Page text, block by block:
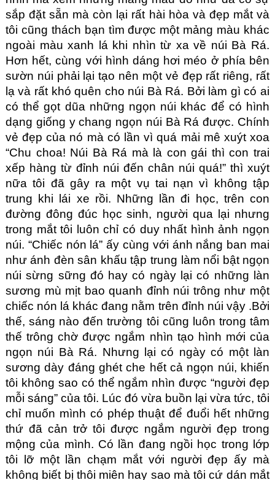
sắp đặt sẵn mà còn lại rất hài hòa và đẹp mắt và
tôi cũng thách bạn tìm được một mảng màu khác
ngoài màu xanh lá khi nhìn từ xa về núi Bà Rá.
Hơn hết, cùng với hình dáng hơi méo ở phía bên
sườn núi phải lại tạo nên một vẻ đẹp rất riêng, rất
lạ và rất khó quên cho núi Bà Rá. Bởi làm gì có ai
có thể gọt dũa những ngọn núi khác để có hình
dạng giống y chang ngọn núi Bà Rá được. Chính
vẻ đẹp của nó mà có lần vì quá mải mê xuýt xoa
“Chu choa! Núi Bà Rá mà là con gái thì con trai
xếp hàng từ đỉnh núi đến chân núi quá!” thì xuýt
nữa tôi đã gây ra một vụ tai nạn vì không tập
trung khi lái xe rồi. Những lần đi học, trên con
đường đông đúc học sinh, người qua lại nhưng
trong mắt tôi luôn chỉ có duy nhất hình ảnh ngọn
núi. “Chiếc nón lá” ấy cùng với ánh nắng ban mai
như ánh đèn sân khấu tập trung làm nổi bật ngọn
núi sừng sững đó hay có ngày lại có những làn
sương mù mịt bao quanh đỉnh núi trông như một
chiếc nón lá khác đang nằm trên đỉnh núi vậy .Bởi
thế, sáng nào đến trường tôi cũng luôn trong tâm
thế trông chờ được ngắm nhìn tạo hình mới của
ngọn núi Bà Rá. Nhưng lại có ngày có một làn
sương dày đáng ghét che hết cả ngọn núi, khiến
tôi không sao có thể ngắm nhìn được “người đẹp
mỗi sáng” của tôi. Lúc đó vừa buồn lại vừa tức, tôi
chỉ muốn mình có phép thuật để đuổi hết những
thứ đã cản trở tôi được ngắm người đẹp trong
mộng của mình. Có lần đang ngồi học trong lớp
tôi lỡ một lần chạm mắt với người đẹp ấy mà
không biết bị thôi miên hay sao mà tôi cứ dán mắt